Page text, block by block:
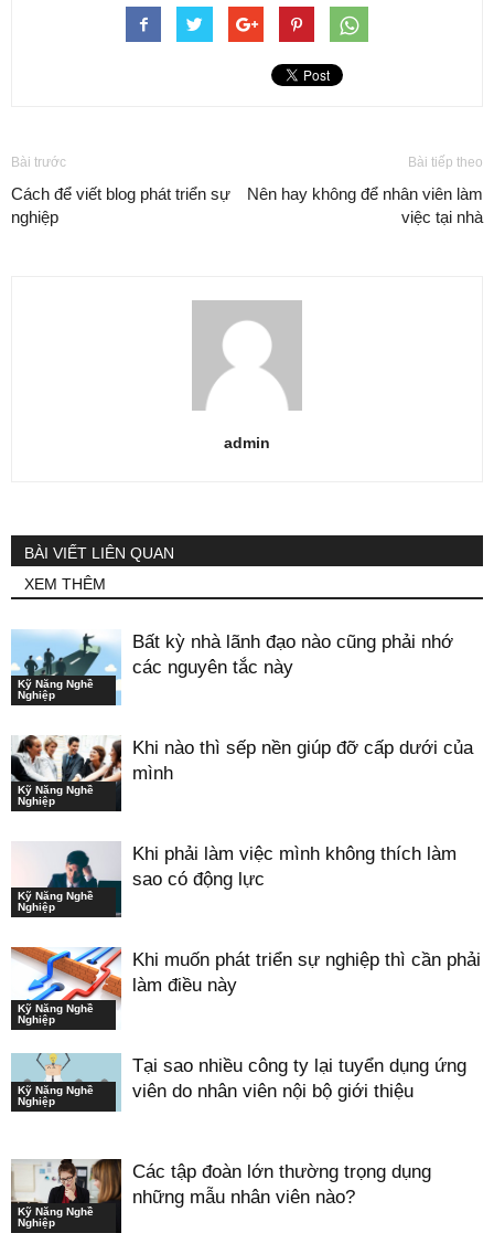
Bài trước
Cách để viết blog phát triển sự
nghiệp
Bài tiếp theo
Nên hay không để nhân viên làm
việc tại nhà
admin
BÀI VIẾT LIÊN QUAN
XEM THÊM
Kỹ Năng Nghề
Nghiệp
Bất kỳ nhà lãnh đạo nào cũng phải nhớ
các nguyên tắc này
Kỹ Năng Nghề
Nghiệp
Khi nào thì sếp nền giúp đỡ cấp dưới của
mình
Kỹ Năng Nghề
Nghiệp
Khi phải làm việc mình không thích làm
sao có động lực
Kỹ Năng Nghề
Nghiệp
Khi muốn phát triển sự nghiệp thì cần phải
làm điều này
Kỹ Năng Nghề
Nghiệp
Tại sao nhiều công ty lại tuyển dụng ứng
viên do nhân viên nội bộ giới thiệu
Kỹ Năng Nghề
Nghiệp
Các tập đoàn lớn thường trọng dụng
những mẫu nhân viên nào?